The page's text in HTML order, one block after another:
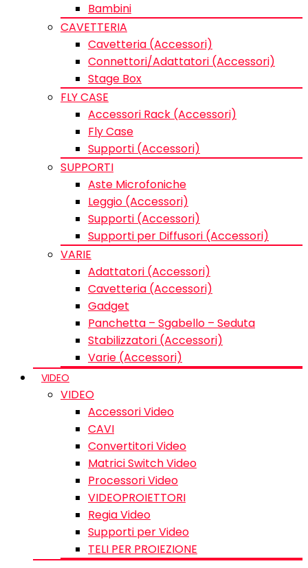
Bambini
CAVETTERIA
Cavetteria (Accessori)
Connettori/Adattatori (Accessori)
Stage Box
FLY CASE
Accessori Rack (Accessori)
Fly Case
Supporti (Accessori)
SUPPORTI
Aste Microfoniche
Leggio (Accessori)
Supporti (Accessori)
Supporti per Diffusori (Accessori)
VARIE
Adattatori (Accessori)
Cavetteria (Accessori)
Gadget
Panchetta – Sgabello – Seduta
Stabilizzatori (Accessori)
Varie (Accessori)
VIDEO
VIDEO
Accessori Video
CAVI
Convertitori Video
Matrici Switch Video
Processori Video
VIDEOPROIETTORI
Regia Video
Supporti per Video
TELI PER PROIEZIONE